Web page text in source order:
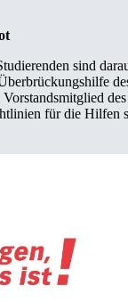
sind
für die Hilfen